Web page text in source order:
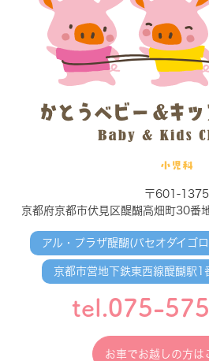
小児科
〒601-1375
京都府京都市伏見区醍醐高畑町30
アル・プラザ醍醐(パセオダイゴ
京都市営地下鉄東西線醍醐駅1
tel.075-
お車でお越しの方は